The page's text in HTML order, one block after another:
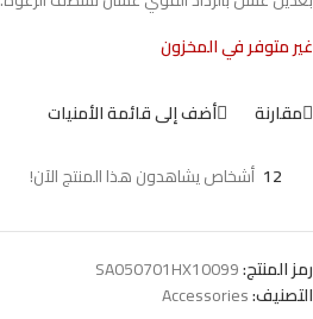
غير متوفر في المخزون
مقارنة أضف إلى قائمة الأمنيات
12 أشخاص يشاهدون هذا المنتج الآن!
رمز المنتج:SA050701HX10099
التصنيف:Accessories